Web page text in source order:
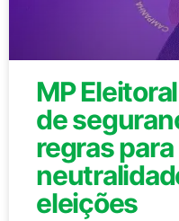
MP
de
regras
eleições